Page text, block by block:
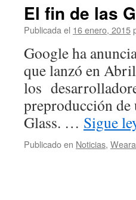
El fin de las
Publicada el 16 enero, 2015
Google ha
que lanzó en
los
preproducción de
Glass. … Sigue
Publicado en Noticias,